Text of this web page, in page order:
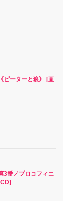
ピーターと狼》 [直
3番／プロコフィエ